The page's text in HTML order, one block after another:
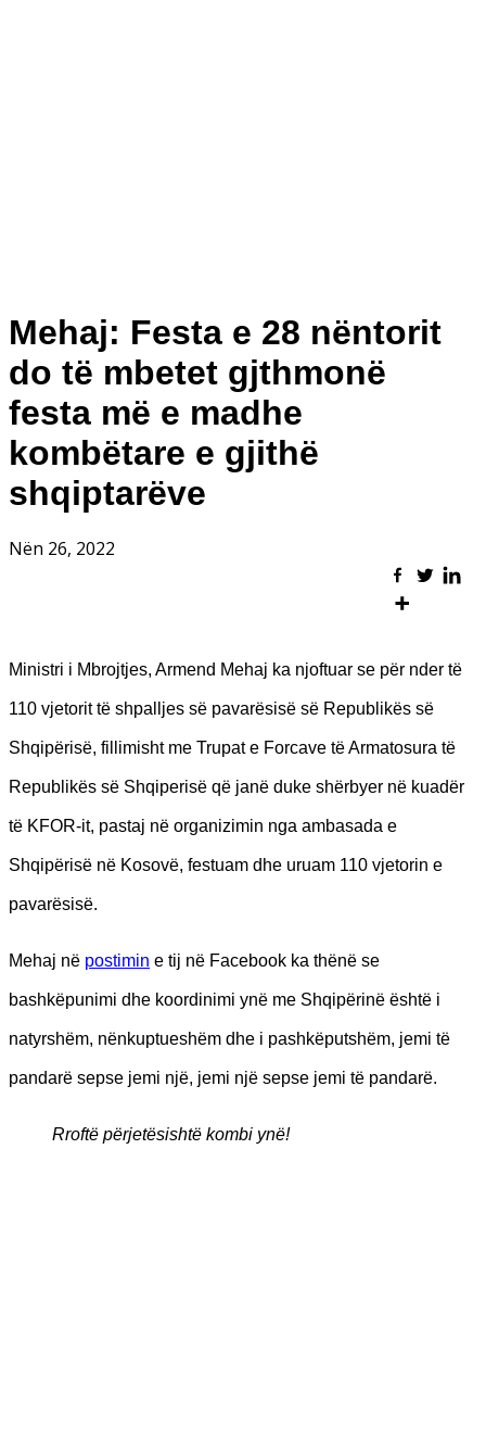
Mehaj: Festa e 28 nëntorit
do të mbetet gjthmonë
festa më e madhe
kombëtare e gjithë
shqiptarëve
Nën 26, 2022
Ministri i Mbrojtjes, Armend Mehaj ka njoftuar se për nder të
110 vjetorit të shpalljes së pavarësisë së Republikës së
Shqipërisë, fillimisht me Trupat e Forcave të Armatosura të
Republikës së Shqiperisë që janë duke shërbyer në kuadër
të KFOR-it, pastaj në organizimin nga ambasada e
Shqipërisë në Kosovë, festuam dhe uruam 110 vjetorin e
pavarësisë.
Mehaj në postimin e tij në Facebook ka thënë se
bashkëpunimi dhe koordinimi ynë me Shqipërinë është i
natyrshëm, nënkuptueshëm dhe i pashkëputshëm, jemi të
pandarë sepse jemi një, jemi një sepse jemi të pandarë.
Rroftë përjetësishtë kombi ynë!